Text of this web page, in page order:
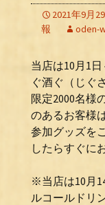
2021年9月
報
oden-
当店は10月1
ぐ酒ぐ（じぐ
限定2000名様
のあるお客様
参加グッズを
したらすぐに
※当店は10月
ルコールドリ